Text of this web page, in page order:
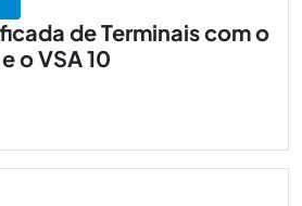
de Terminais com o
o VSA 10